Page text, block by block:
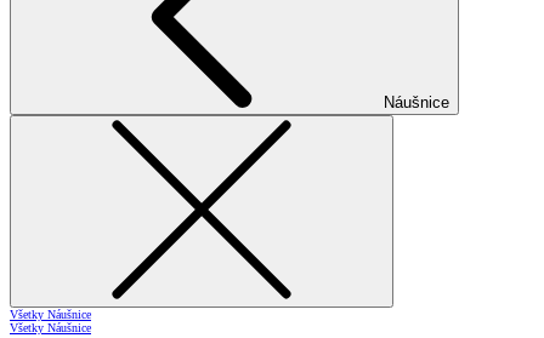
Náušnice
Všetky Náušnice
Všetky Náušnice